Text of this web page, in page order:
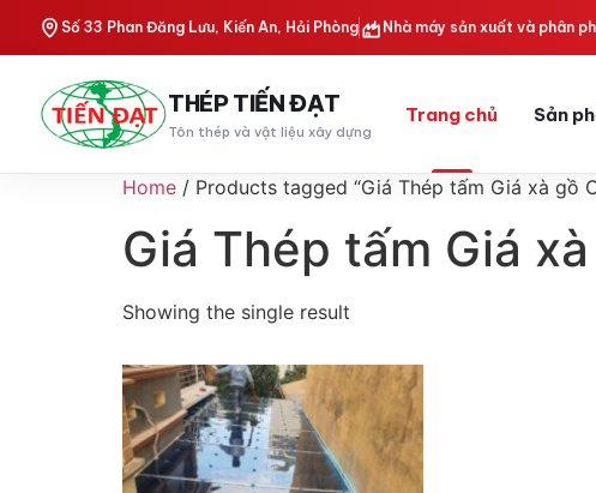
Số 33 Phan Đăng Lưu, Kiến An, Hải Phòng Nhà máy sản xuất và phân
THÉP TIẾN ĐẠT
Tôn thép và vật liệu xây dựng
Trang chủ Sản
Home / Products tagged “Giá Thép tấm Giá xà gồ
Giá Thép tấm Giá
Showing the single result